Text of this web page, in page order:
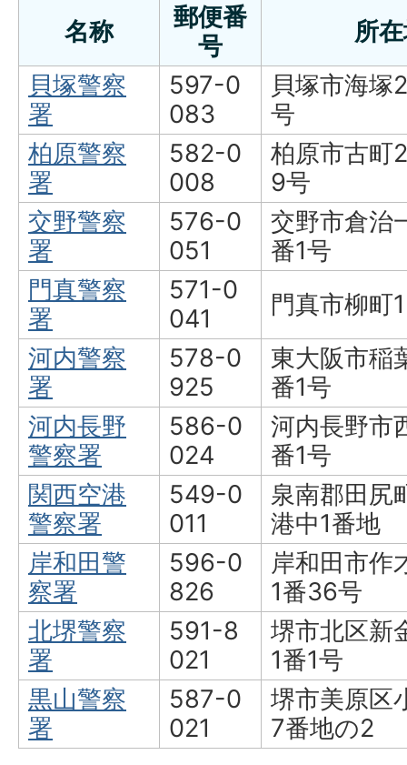
名称
郵便番
号
所
貝塚警察
署
597-0
083
貝塚市海塚
号
柏原警察
署
582-0
008
柏原市古町
9号
交野警察
署
576-0
051
交野市倉治
番1号
門真警察
署
571-0
041
門真市柳町
河内警察
署
578-0
925
東大阪市稲
番1号
河内長野
警察署
586-0
024
河内長野市
番1号
関西空港
警察署
549-0
011
泉南郡田尻
港中1番地
岸和田警
察署
596-0
826
岸和田市作
1番36号
北堺警察
署
591-8
021
堺市北区新
1番1号
黒山警察
署
587-0
021
堺市美原区
7番地の2